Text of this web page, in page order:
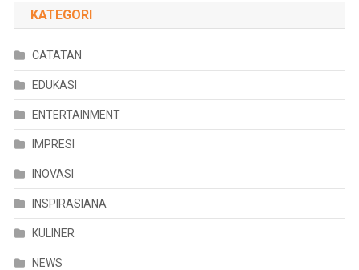
KATEGORI
CATATAN
EDUKASI
ENTERTAINMENT
IMPRESI
INOVASI
INSPIRASIANA
KULINER
NEWS